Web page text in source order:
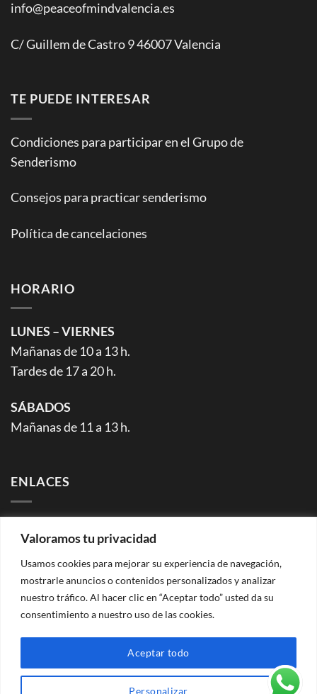
Valoramos tu privacidad
Usamos cookies para mejorar su experiencia de navegación,
mostrarle anuncios o contenidos personalizados y analizar
nuestro tráfico. Al hacer clic en “Aceptar todo” usted da su
consentimiento a nuestro uso de las cookies.
Personalizar
Aceptar todo
info@peaceofmindvalencia.es
C/ Guillem de Castro 9 46007 Valencia
TE PUEDE INTERESAR
Condiciones para participar en el Grupo de
Senderismo
Consejos para practicar senderismo
Política de cancelaciones
HORARIO
LUNES – VIERNES
Mañanas de 10 a 13 h.
Tardes de 17 a 20 h.
SÁBADOS
Mañanas de 11 a 13 h.
ENLACES
Facebook (grupo)
Instagram
WhatsApp (grupo info rutas)
YouTube
Aviso legal | Política de privacidad |